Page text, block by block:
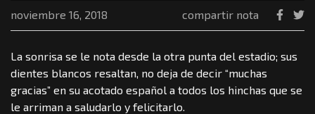
noviembre 16, 2018 compartir nota
La sonrisa se le nota desde la otra punta del estadio; sus
dientes blancos resaltan, no deja de decir “muchas
gracias” en su acotado español a todos los hinchas que se
le arriman a saludarlo y felicitarlo.